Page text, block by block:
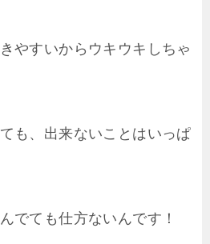
やすいからウキウキしちゃ
も、出来ないことはいっぱ
でても仕方ないんです！